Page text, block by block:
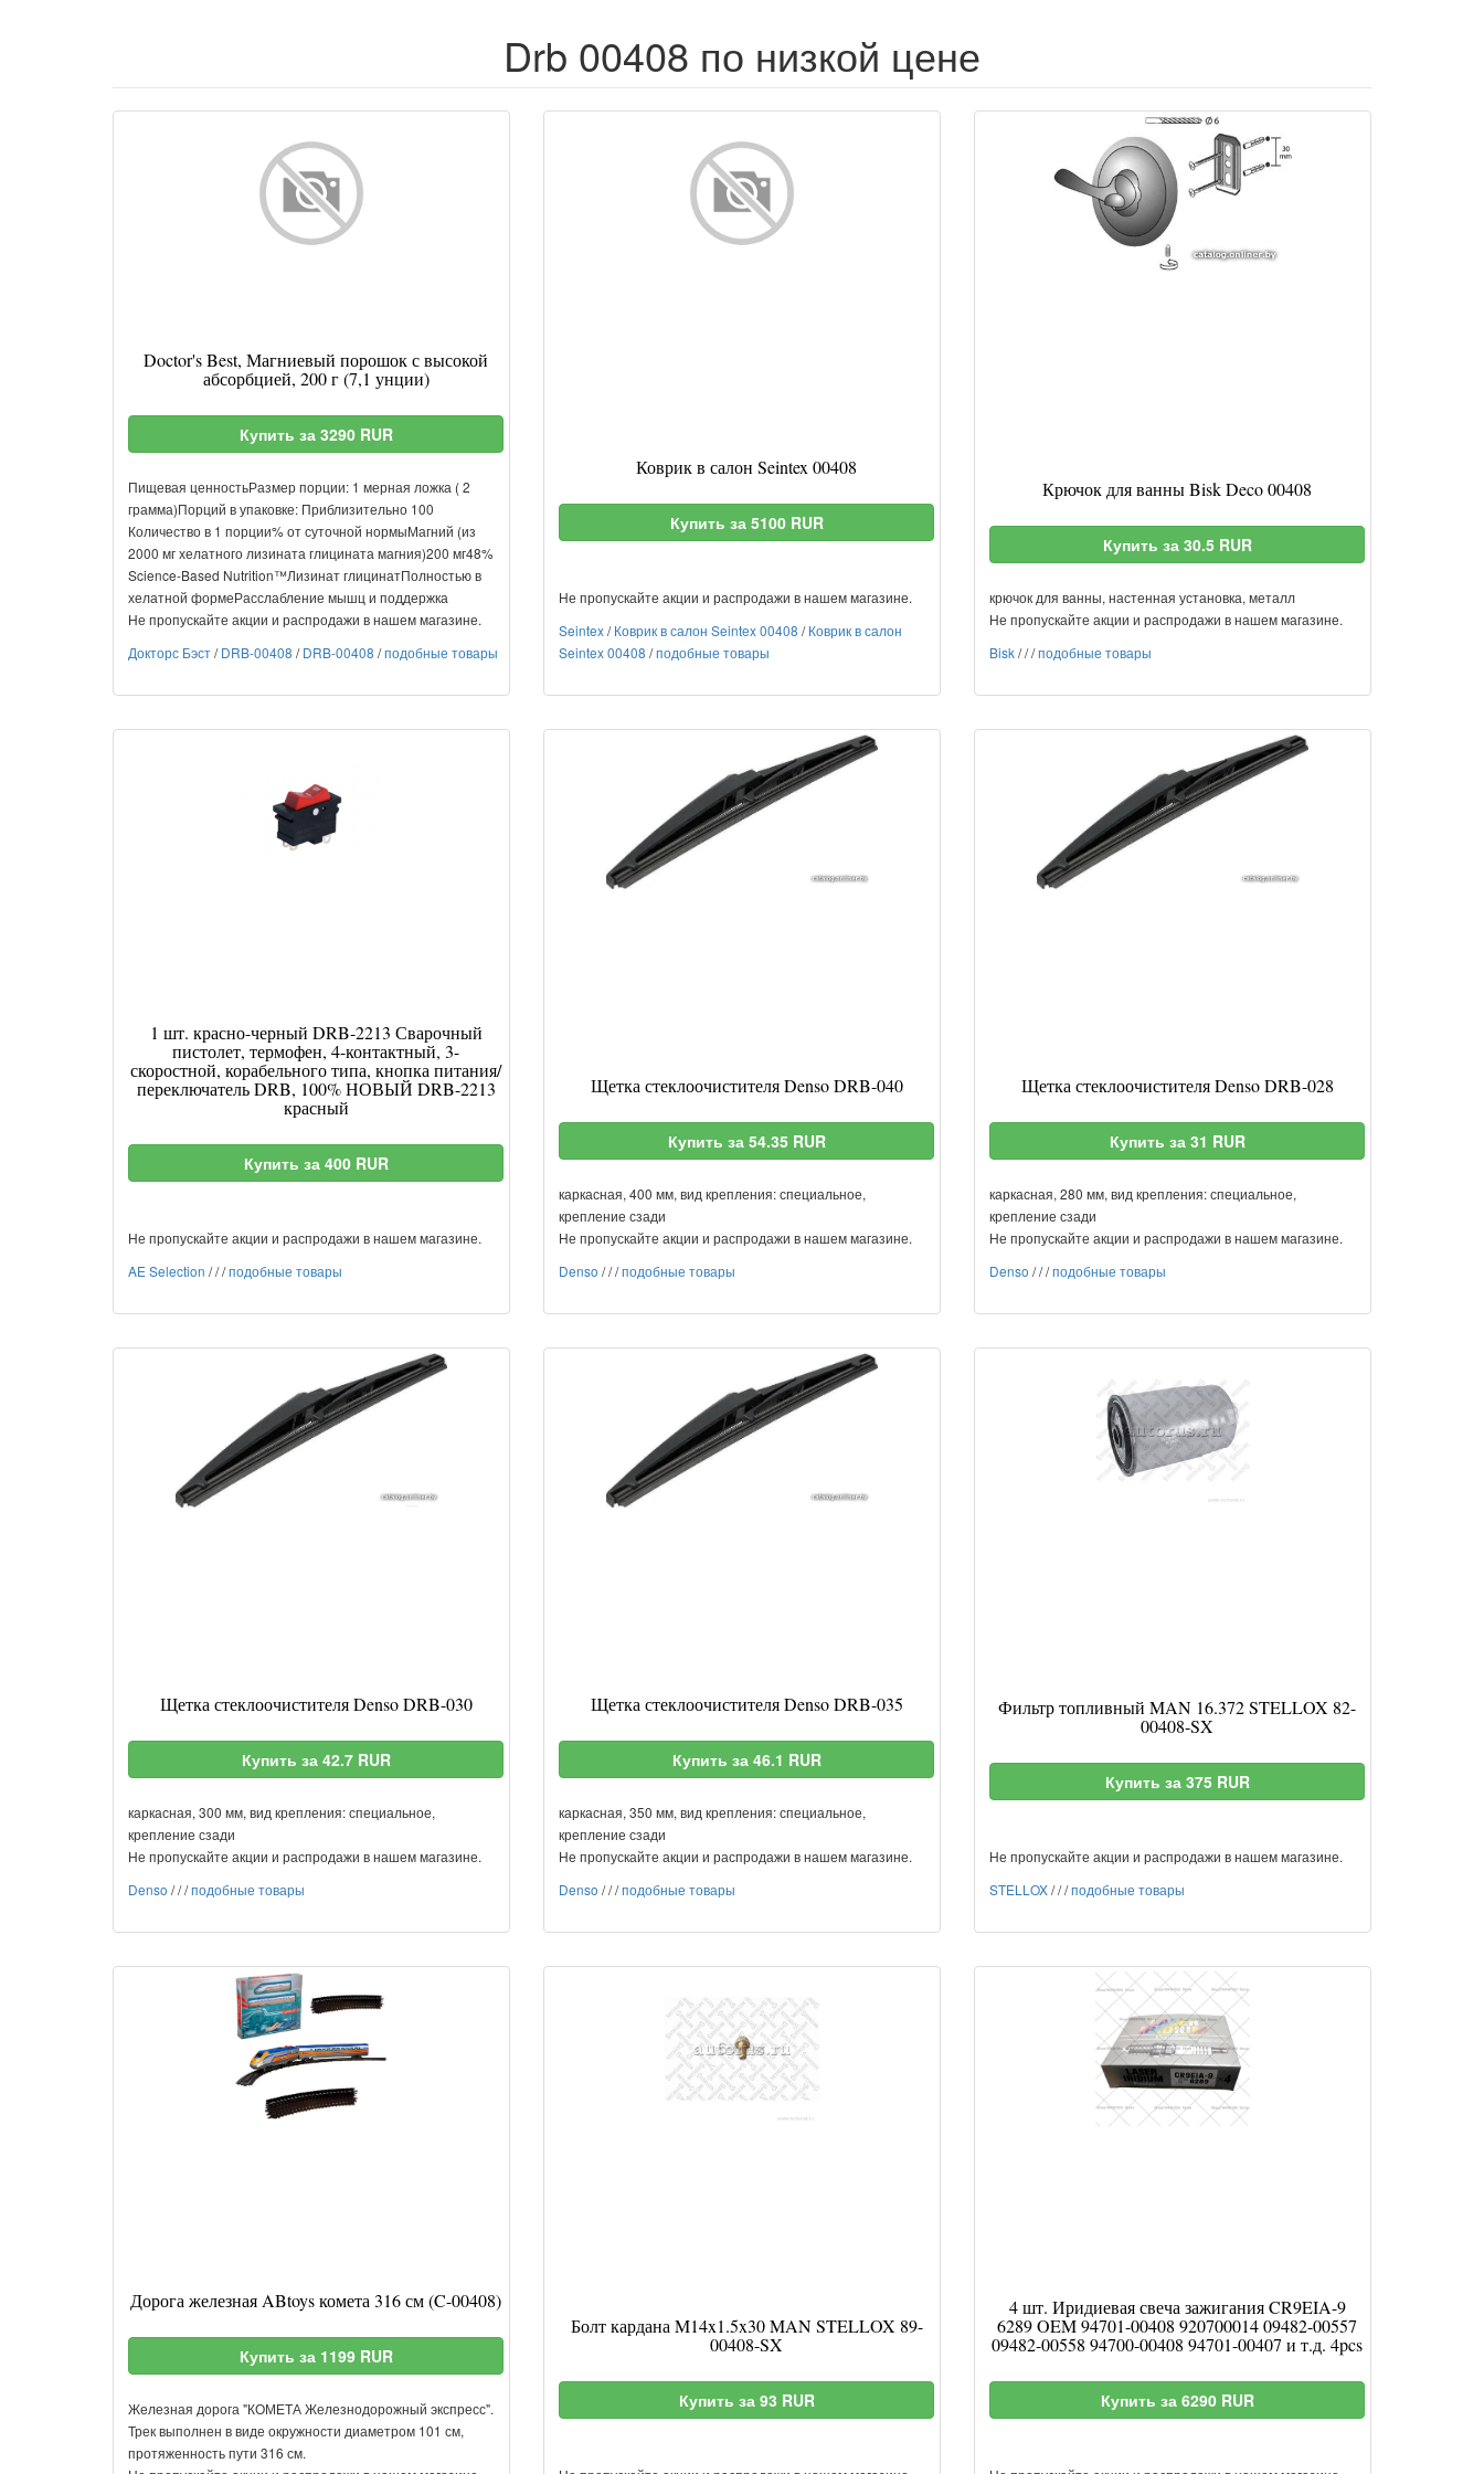
Drb 00408 по низкой цене
Doctor's Best, Магниевый порошок с высокой
абсорбцией, 200 г (7,1 унции)
Купить за 3290 RUR
Пищевая ценностьРазмер порции: 1 мерная ложка ( 2
грамма)Порций в упаковке: Приблизительно 100
Количество в 1 порции% от суточной нормыМагний (из
2000 мг хелатного лизината глицината магния)200 мг48%
Science-Based Nutrition™Лизинат глицинатПолностью в
хелатной формеРасслабление мышц и поддержка
Не пропускайте акции и распродажи в нашем магазине.
Докторс Бэст/DRB-00408 /DRB-00408 /подобные товары
Коврик в салон Seintex 00408
Купить за 5100 RUR
Не пропускайте акции и распродажи в нашем магазине.
Seintex/Коврик в салон Seintex 00408 /Коврик в салон
Seintex 00408 /подобные товары
Крючок для ванны Bisk Deco 00408
Купить за 30.5 RUR
крючок для ванны, настенная установка, металл
Не пропускайте акции и распродажи в нашем магазине.
Bisk///подобные товары
1 шт. красно-черный DRB-2213 Сварочный
пистолет, термофен, 4-контактный, 3-
скоростной, корабельного типа, кнопка питания/
переключатель DRB, 100% НОВЫЙ DRB-2213
красный
Купить за 400 RUR
Не пропускайте акции и распродажи в нашем магазине.
AE Selection ///подобные товары
Щетка стеклоочистителя Denso DRB-040
Купить за 54.35 RUR
каркасная, 400 мм, вид крепления: специальное,
крепление сзади
Не пропускайте акции и распродажи в нашем магазине.
Denso ///подобные товары
Щетка стеклоочистителя Denso DRB-028
Купить за 31 RUR
каркасная, 280 мм, вид крепления: специальное,
крепление сзади
Не пропускайте акции и распродажи в нашем магазине.
Denso ///подобные товары
Щетка стеклоочистителя Denso DRB-030
Купить за 42.7 RUR
каркасная, 300 мм, вид крепления: специальное,
крепление сзади
Не пропускайте акции и распродажи в нашем магазине.
Denso ///подобные товары
Щетка стеклоочистителя Denso DRB-035
Купить за 46.1 RUR
каркасная, 350 мм, вид крепления: специальное,
крепление сзади
Не пропускайте акции и распродажи в нашем магазине.
Denso ///подобные товары
Фильтр топливный MAN 16.372 STELLOX 82-
00408-SX
Купить за 375 RUR
Не пропускайте акции и распродажи в нашем магазине.
STELLOX///подобные товары
Дорога железная ABtoys комета 316 см (C-00408)
Купить за 1199 RUR
Железная дорога "КОМЕТА Железнодорожный экспресс".
Трек выполнен в виде окружности диаметром 101 см,
протяженность пути 316 см.
Болт кардана M14x1.5x30 MAN STELLOX 89-
00408-SX
Купить за 93 RUR
4 шт. Иридиевая свеча зажигания CR9EIA-9
6289 OEM 94701-00408 920700014 09482-00557
09482-00558 94700-00408 94701-00407 и т.д. 4pcs
Купить за 6290 RUR